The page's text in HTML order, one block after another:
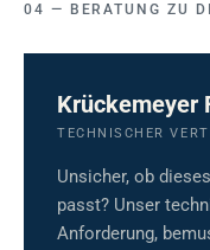
BERATUNG ZU
Krückemeyer
TECHNISCHER
Unsicher, ob
passt? Unser
Anforderung,